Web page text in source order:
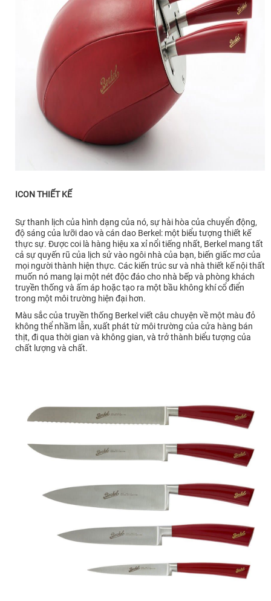
ICON THIẾT KẾ
Sự thanh lịch của hình dạng của nó, sự hài hòa của chuyển động,
độ sáng của lưỡi dao và cán dao Berkel: một biểu tượng thiết kế
thực sự. Được coi là hàng hiệu xa xỉ nổi tiếng nhất, Berkel mang tất
cả sự quyến rũ của lịch sử vào ngôi nhà của bạn, biến giấc mơ của
mọi người thành hiện thực. Các kiến ​​trúc sư và nhà thiết kế nội thất
muốn nó mang lại một nét độc đáo cho nhà bếp và phòng khách
truyền thống và ấm áp hoặc tạo ra một bầu không khí cổ điển
trong một môi trường hiện đại hơn.
Màu sắc của truyền thống Berkel viết câu chuyện về một màu đỏ
không thể nhầm lẫn, xuất phát từ môi trường của cửa hàng bán
thịt, đi qua thời gian và không gian, và trở thành biểu tượng của
chất lượng và chất.